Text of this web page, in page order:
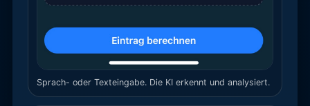
Sprach- oder Texteingabe. Die KI erkennt und analysiert.